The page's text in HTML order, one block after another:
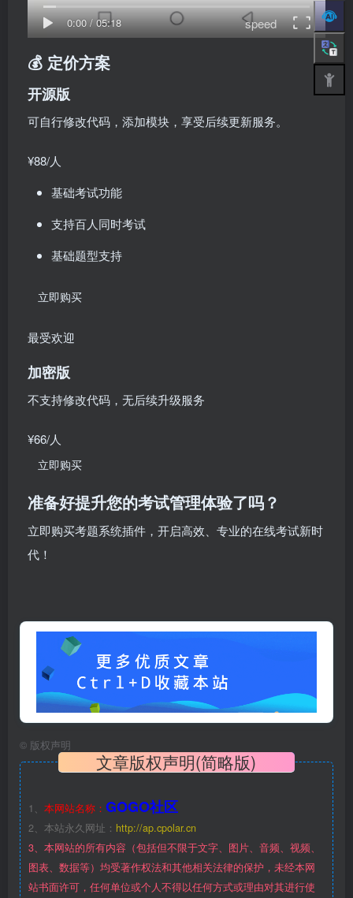
0:00/05:18 speed
💰 定价方案
开源版
可自行修改代码，添加模块，享受后续更新服务。
¥88/人
基础考试功能
支持百人同时考试
基础题型支持
立即购买
最受欢迎
加密版
不支持修改代码，无后续升级服务
¥66/人
立即购买
准备好提升您的考试管理体验了吗？
立即购买考题系统插件，开启高效、专业的在线考试新时
代！
© 版权声明
文章版权声明(简略版)
1、 本网站名称： GOGO社区
2、本站永久网址： http://ap.cpolar.cn
3、本网站的所有内容（包括但不限于文字、图片、音频、视频、
图表、数据等）均受著作权法和其他相关法律的保护，未经本网
站书面许可，任何单位或个人不得以任何方式或理由对其进行使